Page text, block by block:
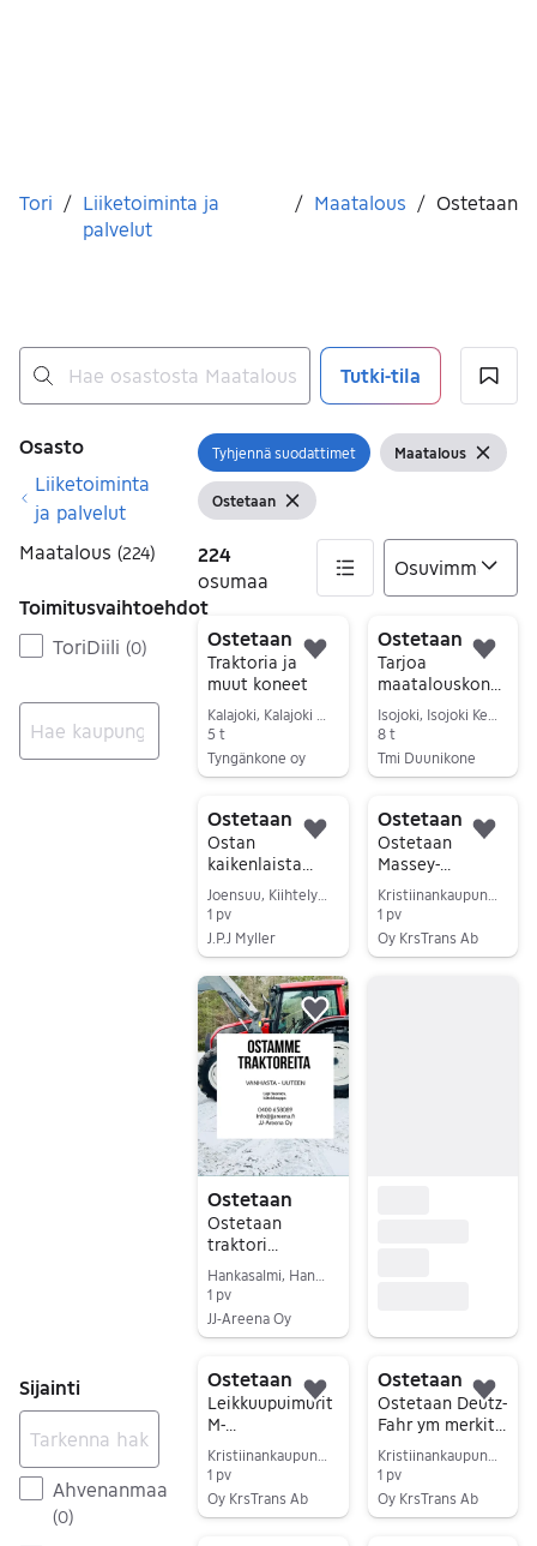
Olet tässä
Tori / Liiketoiminta ja
palvelut
/ Maatalous / Ostetaan
Tutki-tila
Suodattimet
Osasto
Liiketoiminta
ja palvelut
Maatalous (224)
Toimitusvaihtoehdot
ToriDiili (0)
Sijainti
Ahvenanmaa
(0)
Avaa suodatin
Tyhjennä suodattimet Näytä suodattimet
Maatalous
Näytä suodattimet
Ostetaan Tyhjennä suodatin
224
osumaa
224 tulos(ta)
Ostetaan
Traktoria ja
muut koneet
5 t
Tyngänkone oy
Lisää suosikiksi.
Ostetaan
Tarjoa
maatalouskonei
ta
8 t
Tmi Duunikone
Ostetaan
Ostan
kaikenlaista
maatalous
romua,
1 pv
J.P.J Myller
Lisää suosikiksi.
Ostetaan
Ostetaan
Massey-
Ferguson
Leikkuupuimurei
ta (Koko Suomi)
Kristiinankaupunki, Lapväärtti, Pohjanmaa
1 pv
Oy KrsTrans Ab
Ostetaan
Ostetaan
traktori
käteiskaupalla *
vanhasta -
uuteen *
1 pv
JJ-Areena Oy
Lisää suosikiksi.
Ostetaan
Leikkuupuimurit
M-
F,Sampo,Deutz-
Fahr,
Volvo,Claas,
1 pv
Oy KrsTrans Ab
Lisää suosikiksi.
Ostetaan
Ostetaan Deutz-
Fahr ym merkit
Leikkuupuimurei
ta,
Leikkuupuimuri
Kristiinankaupunki, Lapväärtti, Pohjanmaa
1 pv
Oy KrsTrans Ab